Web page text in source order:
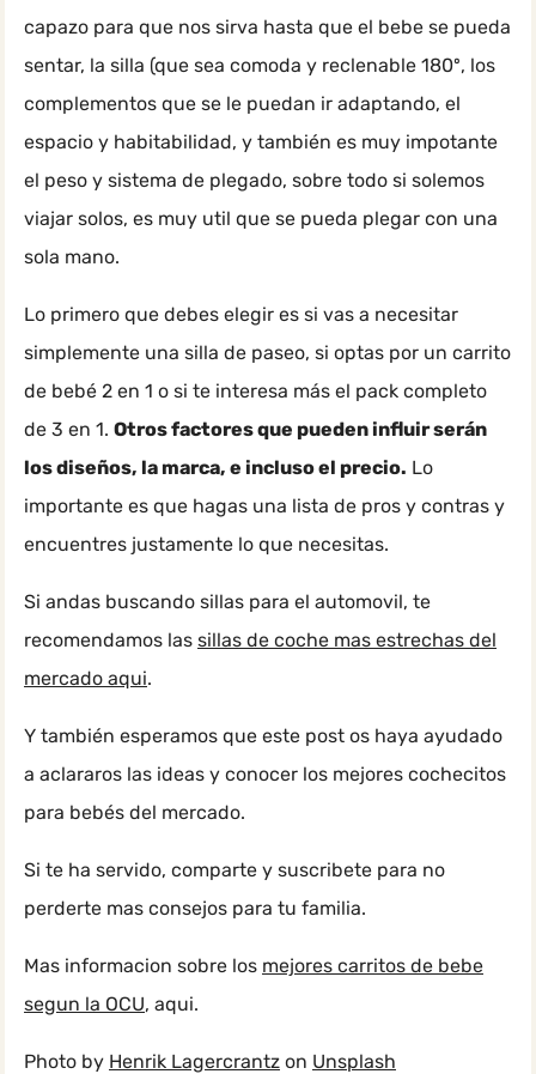
capazo para que nos sirva hasta que el bebe se pueda
sentar, la silla (que sea comoda y reclenable 180º, los
complementos que se le puedan ir adaptando, el
espacio y habitabilidad, y también es muy impotante
el peso y sistema de plegado, sobre todo si solemos
viajar solos, es muy util que se pueda plegar con una
sola mano.
Lo primero que debes elegir es si vas a necesitar
simplemente una silla de paseo, si optas por un carrito
de bebé 2 en 1 o si te interesa más el pack completo
de 3 en 1. Otros factores que pueden influir serán
los diseños, la marca, e incluso el precio. Lo
importante es que hagas una lista de pros y contras y
encuentres justamente lo que necesitas.
Si andas buscando sillas para el automovil, te
recomendamos las sillas de coche mas estrechas del
mercado aqui.
Y también esperamos que este post os haya ayudado
a aclararos las ideas y conocer los mejores cochecitos
para bebés del mercado.
Si te ha servido, comparte y suscribete para no
perderte mas consejos para tu familia.
Mas informacion sobre los mejores carritos de bebe
segun la OCU, aqui.
Photo by Henrik Lagercrantz on Unsplash